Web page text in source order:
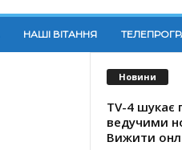
НАШІ ВІТАННЯ
Новини
TV-4 шукає
ведучими
Вижити